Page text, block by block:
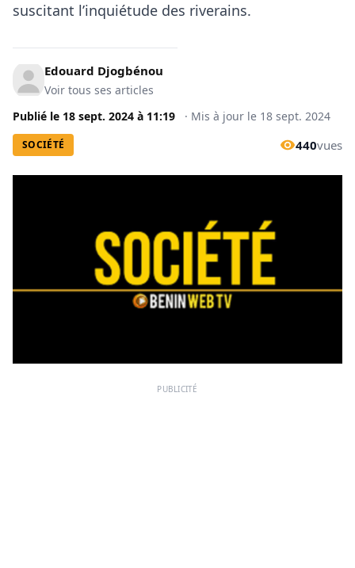
suscitant l’inquiétude des riverains.
Edouard Djogbénou
Voir tous ses articles
Publié le 18 sept. 2024 à 11:19 · Mis à jour le 18 sept. 2024
SOCIÉTÉ 440vues
PUBLICITÉ